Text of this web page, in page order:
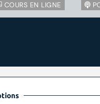
COURS EN LIGNE